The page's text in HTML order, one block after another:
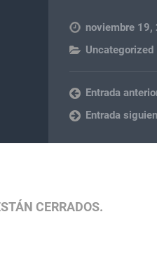
noviembre 19,
Uncategorized
Entrada
Entrada
CERRADOS.